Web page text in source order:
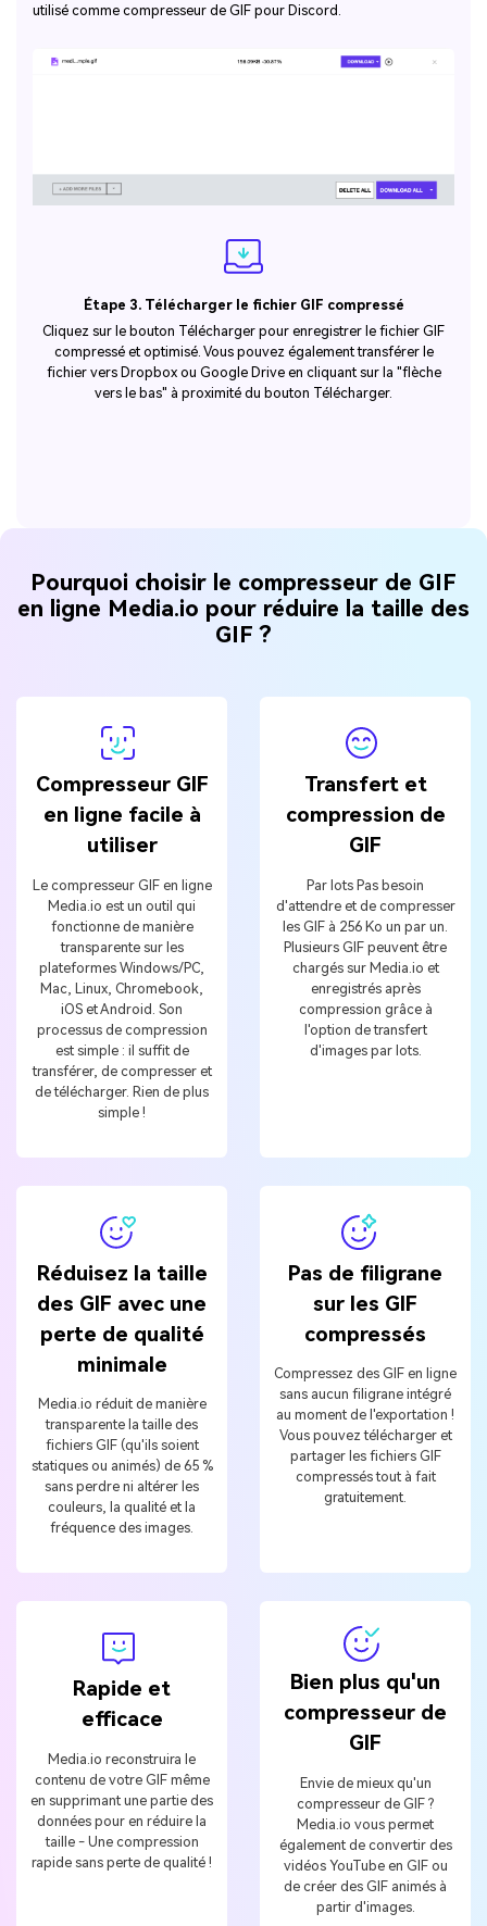
utilisé comme compresseur de GIF pour Discord.
Étape 3. Télécharger le fichier GIF compressé
Cliquez sur le bouton Télécharger pour enregistrer le fichier GIF
compressé et optimisé. Vous pouvez également transférer le
fichier vers Dropbox ou Google Drive en cliquant sur la "flèche
vers le bas" à proximité du bouton Télécharger.
Pourquoi choisir le compresseur de GIF
en ligne Media.io pour réduire la taille des
GIF ?
Compresseur GIF
en ligne facile à
utiliser
Le compresseur GIF en ligne
Media.io est un outil qui
fonctionne de manière
transparente sur les
plateformes Windows/PC,
Mac, Linux, Chromebook,
iOS et Android. Son
processus de compression
est simple : il suffit de
transférer, de compresser et
de télécharger. Rien de plus
simple !
Transfert et
compression de
GIF
Par lots Pas besoin
d'attendre et de compresser
les GIF à 256 Ko un par un.
Plusieurs GIF peuvent être
chargés sur Media.io et
enregistrés après
compression grâce à
l'option de transfert
d'images par lots.
Réduisez la taille
des GIF avec une
perte de qualité
minimale
Media.io réduit de manière
transparente la taille des
fichiers GIF (qu'ils soient
statiques ou animés) de 65 %
sans perdre ni altérer les
couleurs, la qualité et la
fréquence des images.
Pas de filigrane
sur les GIF
compressés
Compressez des GIF en ligne
sans aucun filigrane intégré
au moment de l'exportation !
Vous pouvez télécharger et
partager les fichiers GIF
compressés tout à fait
gratuitement.
Rapide et
efficace
Media.io reconstruira le
contenu de votre GIF même
en supprimant une partie des
données pour en réduire la
taille - Une compression
rapide sans perte de qualité !
Bien plus qu'un
compresseur de
GIF
Envie de mieux qu'un
compresseur de GIF ?
Media.io vous permet
également de convertir des
vidéos YouTube en GIF ou
de créer des GIF animés à
partir d'images.